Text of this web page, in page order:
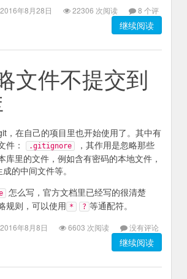
年8月28日 22306 次阅读
8 个评
继续阅读
文件不提交到
，在自己的项目里也开始使用了。其中有
件：
.gitignore
，其作用是忽略那些
库里的文件，例如含有密码的本地文件，
的中间文件等。
怎么写，官方文档里已经写的很清楚
规则，可以使用 * ? 等通配符。
年8月8日 6603 次阅读 没有评论
继续阅读